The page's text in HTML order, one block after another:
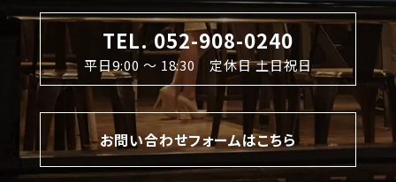
TEL. 052-908-0240
平日9:00 〜 18:30 定休日 土日祝日
お問い合わせフォームはこちら